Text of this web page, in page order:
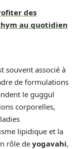
des
au quotidien
souvent associé à
de formulations
le guggul
corporelles,
lipidique et la
rôle de yogavahi,